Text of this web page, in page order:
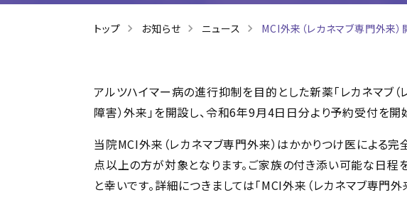
トップ お知らせ ニュース MCI外来（レカネマブ専門外来
アルツハイマー病の進行抑制を目的とした新薬「レカネマブ
障害）外来」を開設し、令和6年9月4日日分より予約受付を開
当院MCI外来（レカネマブ専門外来）はかかりつけ医による
点以上の方が対象となります。ご家族の付き添い可能な日
と幸いです。詳細につきましては「MCI外来（レカネマブ専門外